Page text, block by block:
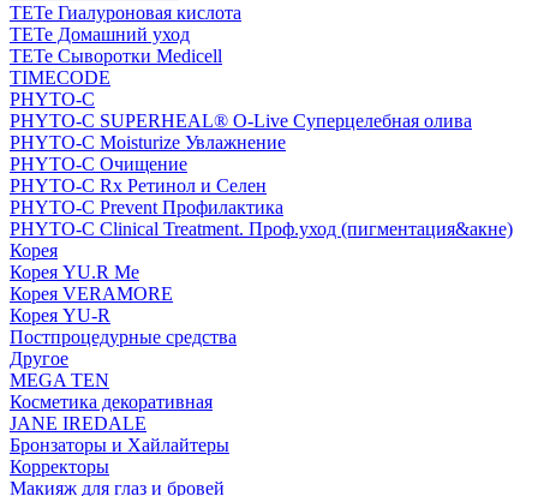
TETe Гиалуроновая кислота
TETe Домашний уход
TETe Сыворотки Medicell
TIMECODE
PHYTO-C
PHYTO-C SUPERHEAL® O-Live Суперцелебная олива
PHYTO-C Moisturize Увлажнение
PHYTO-C Очищение
PHYTO-C Rx Ретинол и Селен
PHYTO-C Prevent Профилактика
PHYTO-C Clinical Treatment. Проф.уход (пигментация&акне)
Корея
Корея YU.R Me
Корея VERAMORE
Корея YU-R
Постпроцедурные средства
Другое
MEGA TEN
Косметика декоративная
JANE IREDALE
Бронзаторы и Хайлайтеры
Корректоры
Макияж для глаз и бровей